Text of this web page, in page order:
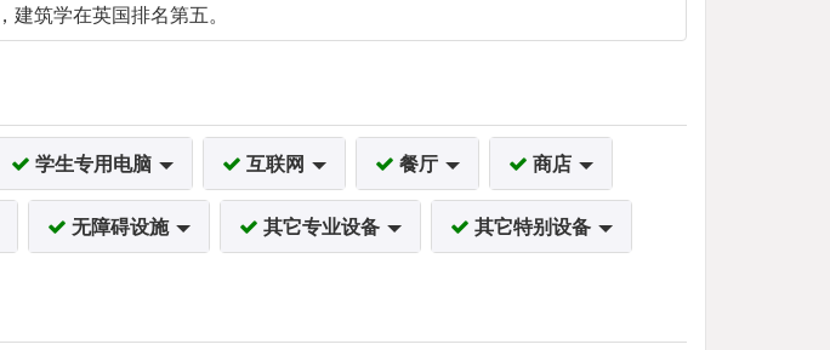
筑学在英国排名第五。
学生专用电脑 互联网 餐厅 商店
无障碍设施 其它专业设备 其它特别设备